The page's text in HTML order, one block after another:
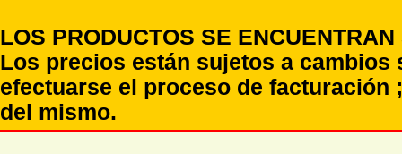
LOS PRODUCTOS SE
Los precios están sujetos a
efectuarse el proceso de
del mismo.